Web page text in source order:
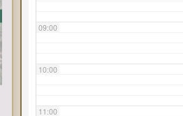
09:00
10:00
11:00